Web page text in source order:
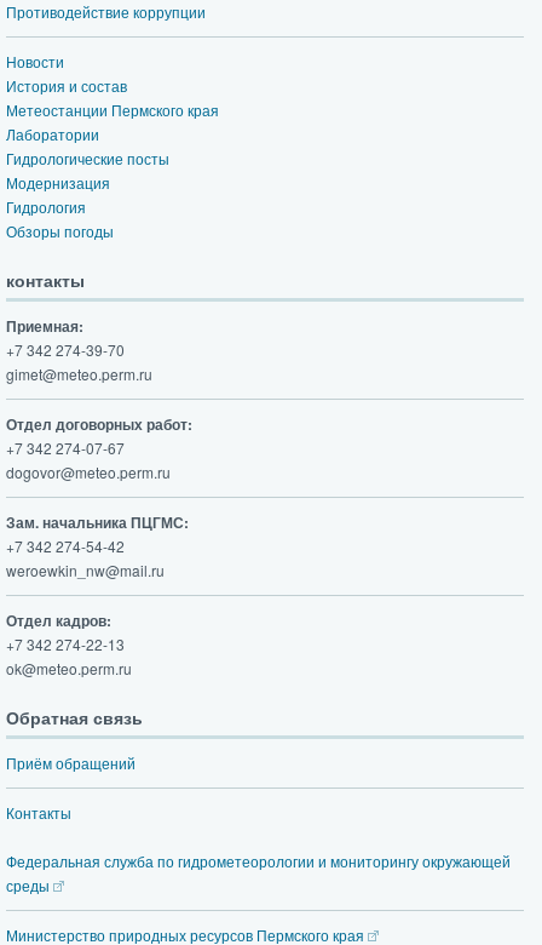
Противодействие коррупции
Новости
История и состав
Метеостанции Пермского края
Лаборатории
Гидрологические посты
Модернизация
Гидрология
Обзоры погоды
контакты
Приемная:
+7 342 274-39-70
gimet@meteo.perm.ru
Отдел договорных работ:
+7 342 274-07-67
dogovor@meteo.perm.ru
Зам. начальника ПЦГМС:
+7 342 274-54-42
weroewkin_nw@mail.ru
Отдел кадров:
+7 342 274-22-13
ok@meteo.perm.ru
Обратная связь
Приём обращений
Контакты
Федеральная служба по гидрометеорологии и мониторингу окружающей
среды
Министерство природных ресурсов Пермского края